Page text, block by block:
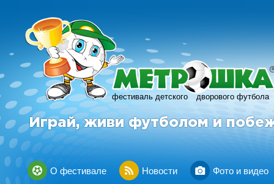
фестиваль детского дворового футбола
R
Играй, живи футболом и
О фестивале Новости Фото и видео